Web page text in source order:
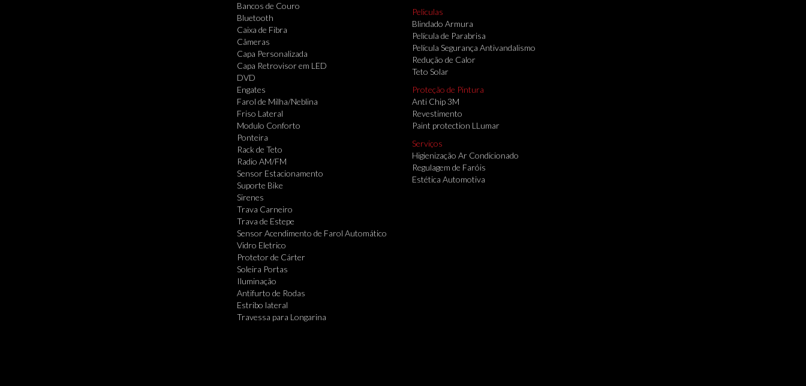
Bancos de Couro
Bluetooth
Caixa de Fibra
Câmeras
Capa Personalizada
Capa Retrovisor em LED
DVD
Engates
Farol de Milha/Neblina
Friso Lateral
Modulo Conforto
Ponteira
Rack de Teto
Radio AM/FM
Sensor Estacionamento
Suporte Bike
Sirenes
Trava Carneiro
Trava de Estepe
Sensor Acendimento de Farol Automático
Vidro Eletrico
Protetor de Cárter
Soleira Portas
Iluminação
Antifurto de Rodas
Estribo lateral
Travessa para Longarina
Peliculas
Blindado Armura
Película de Parabrisa
Película Segurança Antivandalismo
Redução de Calor
Teto Solar
Proteção de Pintura
Anti Chip 3M
Revestimento
Paint protection LLumar
Serviços
Higienização Ar Condicionado
Regulagem de Faróis
Estética Automotiva